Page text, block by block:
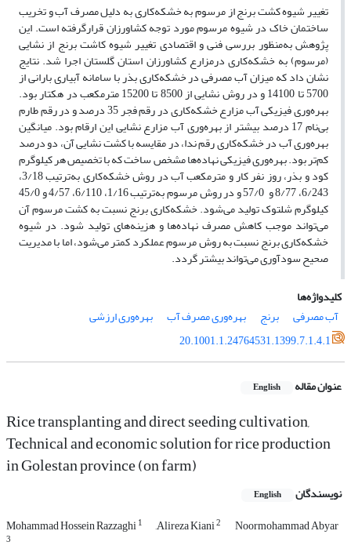
تغییر شیوه کشت برنج از مرسوم به خشکه‌کاری به دلیل مصرف آب و تخریب
ساختمان خاک در شیوه مرسوم مورد توجه کشاورزان قرارگرفته است. این
پژوهش به‌منظور بررسی فنی و اقتصادی تغییر شیوه کاشت برنج از نشایی
(مرسوم) به خشکه‌کاری درمزارع کشاورزان استان گلستان اجرا شد. نتایج
نشان داد که میزان آب مصرفی در خشکه‌کاری بذر با سامانه آبیاری بارانی از
5700 تا 14100 و در روش نشایی از 8500 تا 15200 مترمکعب در هکتار بود.
بهره‌وری فیزیکی آب مزارع خشکه‌کاری در رقم فجر 35 درصد و در رقم طارم
بی‌نام 17 درصد بیشتر از بهره‌وری آب مزارع نشایی این ارقام بود. میانگین
بهره‌وری آب در خشکه‌کاری رقم ندا، در مقایسه با کشت نشایی آن، دو درصد
کم‌تر بود. بهره‌وری فیزیکی نهاده‌ها مشخص ساخت که با تخصیص هر کیلوگرم
کود و بذر، روز نفر کار و مترمکعب آب در روش خشکه‌کاری به‌ترتیب 3/18،
6/243، 8/77 و 57/0 و در روش مرسوم به‌ترتیب 1/16، 6/110، 4/57 و 45/0
کیلوگرم شلتوک تولید می‌شود. خشکه‌کاری برنج نسبت به کشت مرسوم آن
می‌تواند موجب کاهش مصرف نهاده‌ها و هزینه‌های تولید شود. در شیوه
خشکه‌کاری برنج نسبت به روش مرسوم عملکرد کمتر می‌شود، اما با مدیریت
صحیح سودآوری می‌تواند بیشتر گردد.
کلیدواژه‌ها
آب مصرفی
برنج بهره‌وری مصرف آب
بهره‌وری ارزشی
20.1001.1.24764531.1399.7.1.4.1
عنوان مقاله English
Rice transplanting and direct seeding cultivation,
Technical and economic solution for rice production
in Golestan province (on farm)
نویسندگان English
Mohammad Hossein Razzaghi1 َAlireza Kiani2 Noormohammad Abyar
3